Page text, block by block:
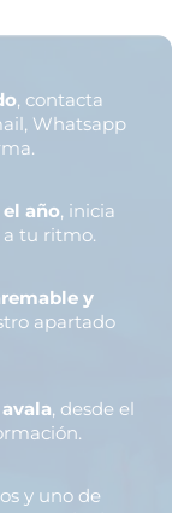
, contacta
Whatsapp
año, inicia
a tu ritmo.
y
apartado
, desde el
y uno de